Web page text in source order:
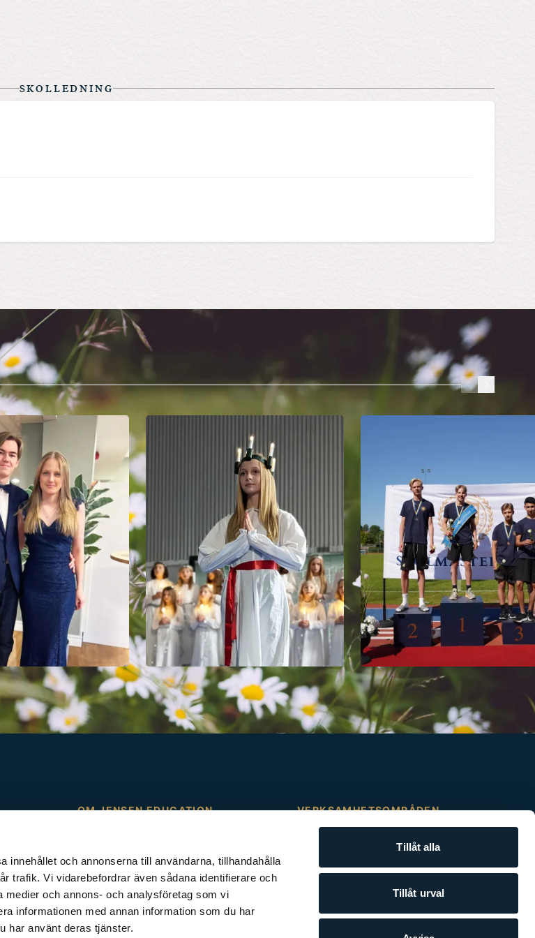
innehållet och annonserna till användarna, tillhandahålla
trafik. Vi vidarebefordrar även sådana identifierare och
medier och annons- och analysföretag som vi
informationen med annan information som du har
har använt deras tjänster.
Tillåt alla
Tillåt urval
SKOLLEDNING
OM JENSEN EDUCATION
Dataskydd
Jobba med oss
Klagomålshantering
VERKSAMHETSOMRÅDEN
JENSEN gymnasium